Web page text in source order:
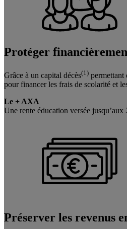
Protéger
Grâce à un capital décès(1) permettant
pour financer les frais de scolarité et
Le + AXA
Une rente éducation versée
Préserver les revenus